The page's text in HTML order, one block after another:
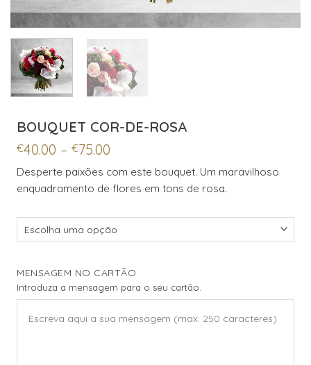
BOUQUET COR-DE-ROSA
€40.00 – €75.00
€40.00
through
Desperte paixões com este bouquet. Um maravilhoso
enquadramento de flores em tons de rosa.
MENSAGEM NO CARTÃO
Introduza a mensagem para o seu cartão.